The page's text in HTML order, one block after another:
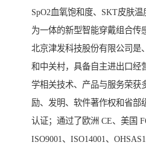
SpO2血氧饱和度、SKT皮肤
为一体的新型智能穿戴组合传
北京津发科技股份有限公司是
和中关村，具备自主进出口经
学相关技术、产品与服务荣获
励、发明、软件著作权和省部
认证；通过了欧洲 CE、美国
ISO9001、ISO14001、